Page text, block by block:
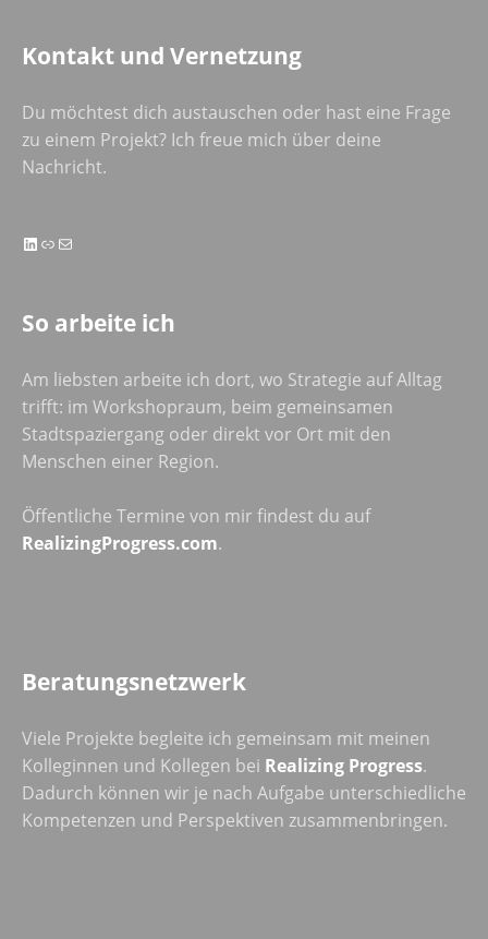
Kontakt und Vernetzung
Du möchtest dich austauschen oder hast eine Frage
zu einem Projekt? Ich freue mich über deine
Nachricht.
LinkedIn
LinkE-Mail
So arbeite ich
Am liebsten arbeite ich dort, wo Strategie auf Alltag
trifft: im Workshopraum, beim gemeinsamen
Stadtspaziergang oder direkt vor Ort mit den
Menschen einer Region.
Öffentliche Termine von mir findest du auf
RealizingProgress.com.
Beratungsnetzwerk
Viele Projekte begleite ich gemeinsam mit meinen
Kolleginnen und Kollegen bei Realizing Progress.
Dadurch können wir je nach Aufgabe unterschiedliche
Kompetenzen und Perspektiven zusammenbringen.